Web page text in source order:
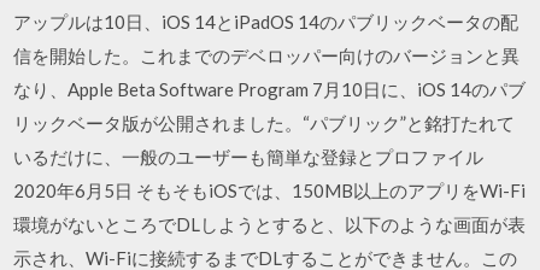
アップルは10日、iOS 14とiPadOS 14のパブリックベータの配
信を開始した。これまでのデベロッパー向けのバージョンと異
なり、Apple Beta Software Program 7月10日に、iOS 14のパブ
リックベータ版が公開されました。“パブリック”と銘打たれて
いるだけに、一般のユーザーも簡単な登録とプロファイル
2020年6月5日 そもそもiOSでは、150MB以上のアプリをWi-Fi
環境がないところでDLしようとすると、以下のような画面が表
示され、Wi-Fiに接続するまでDLすることができません。この